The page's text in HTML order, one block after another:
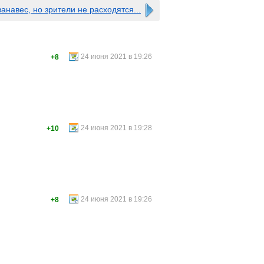
но зрители не расходятся...
24 июня 2021 в 19:26
+8
24 июня 2021 в 19:28
+10
24 июня 2021 в 19:26
+8